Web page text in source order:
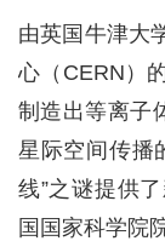
由英国牛津大
心（CERN）
制造出等离子
星际空间传播
线”之谜提供
国国家科学院